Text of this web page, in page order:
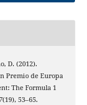
D. (2012).
Premio de Europa
The Formula 1
7(19), 53–65.